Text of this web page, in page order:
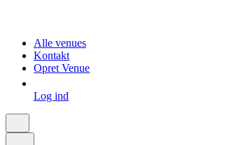
Alle venues
Kontakt
Opret Venue
Log ind